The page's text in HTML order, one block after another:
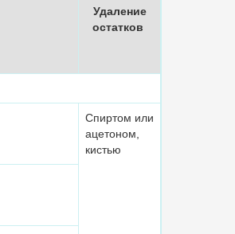
Удаление
остатков
Спиртом или
ацетоном,
кистью